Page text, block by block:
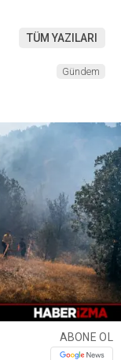
TÜM YAZILARI
Gündem
ABONE OL